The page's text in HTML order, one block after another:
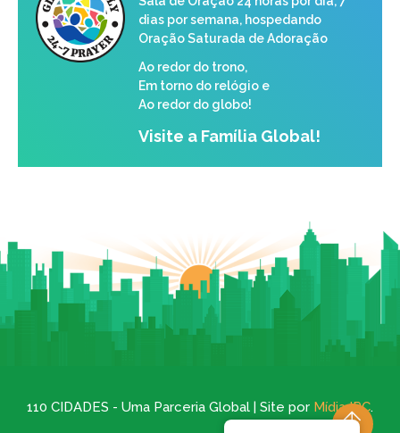
dias por semana, hospedando
Oração Saturada de Adoração
Ao redor do trono,
Em torno do relógio e
Ao redor do globo!
Visite a Família Global!
110 CIDADES - Uma Parceria Global | Site por Mídia IPC.